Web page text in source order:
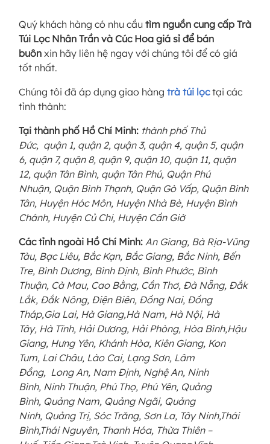
Quý khách hàng có nhu cầu tìm nguồn cung cấp Trà
Túi Lọc Nhân Trần và Cúc Hoa giá sỉ để bán
buôn xin hãy liên hệ ngay với chúng tôi để có giá
tốt nhất.
Chúng tôi đã áp dụng giao hàng trà túi lọctại các
tỉnh thành:
Tại thành phố Hồ Chí Minh: thành phố Thủ
Đức, quận 1, quận 2, quận 3, quận 4, quận 5, quận
6, quận 7, quận 8, quận 9, quận 10, quận 11, quận
12, quận Tân Bình, quận Tân Phú, Quận Phú
Nhuận, Quận Bình Thạnh, Quận Gò Vấp, Quận Bình
Tân, Huyện Hóc Môn, Huyện Nhà Bè, Huyện Bình
Chánh, Huyện Củ Chi, Huyện Cần Giờ
Các tỉnh ngoài Hồ Chí Minh: An Giang, Bà Rịa-Vũng
Tàu, Bạc Liêu, Bắc Kạn, Bắc Giang, Bắc Ninh, Bến
Tre, Bình Dương, Bình Định, Bình Phước, Bình
Thuận, Cà Mau, Cao Bằng, Cần Thơ, Đà Nẵng, Đắk
Lắk, Đắk Nông, Điện Biên, Đồng Nai, Đồng
Tháp,Gia Lai, Hà Giang,Hà Nam, Hà Nội, Hà
Tây, Hà Tĩnh, Hải Dương, Hải Phòng, Hòa Bình,Hậu
Giang, Hưng Yên, Khánh Hòa, Kiên Giang, Kon
Tum, Lai Châu, Lào Cai, Lạng Sơn, Lâm
Đồng, Long An, Nam Định, Nghệ An, Ninh
Bình, Ninh Thuận, Phú Thọ, Phú Yên, Quảng
Bình, Quảng Nam, Quảng Ngãi, Quảng
Ninh, Quảng Trị, Sóc Trăng, Sơn La, Tây Ninh,Thái
Bình,Thái Nguyên, Thanh Hóa, Thừa Thiên –